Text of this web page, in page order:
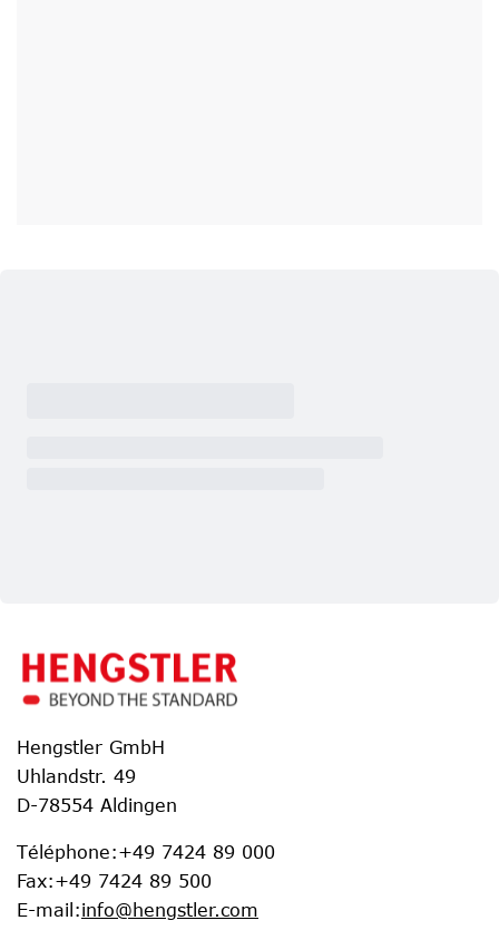
Hengstler GmbH
Uhlandstr. 49
D-78554 Aldingen
Téléphone:+49 7424 89 000
Fax:+49 7424 89 500
E-mail :info@hengstler.com